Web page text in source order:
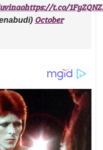
https://t.co/
October